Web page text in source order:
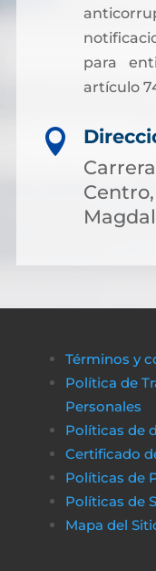
para
artículo

Términos y
Política de
Personales
Políticas de
Certificado
Políticas de
Políticas de
Mapa del